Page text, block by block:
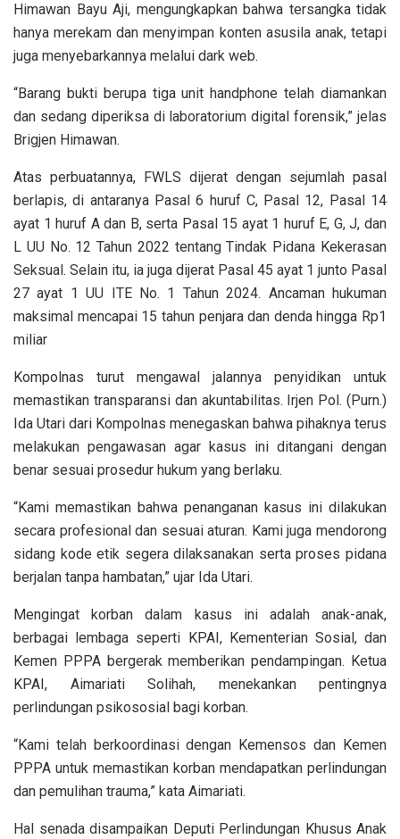
Himawan Bayu Aji, mengungkapkan bahwa tersangka tidak
hanya merekam dan menyimpan konten asusila anak, tetapi
juga menyebarkannya melalui dark web.
“Barang bukti berupa tiga unit handphone telah diamankan
dan sedang diperiksa di laboratorium digital forensik,” jelas
Brigjen Himawan.
Atas perbuatannya, FWLS dijerat dengan sejumlah pasal
berlapis, di antaranya Pasal 6 huruf C, Pasal 12, Pasal 14
ayat 1 huruf A dan B, serta Pasal 15 ayat 1 huruf E, G, J, dan
L UU No. 12 Tahun 2022 tentang Tindak Pidana Kekerasan
Seksual. Selain itu, ia juga dijerat Pasal 45 ayat 1 junto Pasal
27 ayat 1 UU ITE No. 1 Tahun 2024. Ancaman hukuman
maksimal mencapai 15 tahun penjara dan denda hingga Rp1
miliar
Kompolnas turut mengawal jalannya penyidikan untuk
memastikan transparansi dan akuntabilitas. Irjen Pol. (Purn.)
Ida Utari dari Kompolnas menegaskan bahwa pihaknya terus
melakukan pengawasan agar kasus ini ditangani dengan
benar sesuai prosedur hukum yang berlaku.
“Kami memastikan bahwa penanganan kasus ini dilakukan
secara profesional dan sesuai aturan. Kami juga mendorong
sidang kode etik segera dilaksanakan serta proses pidana
berjalan tanpa hambatan,” ujar Ida Utari.
Mengingat korban dalam kasus ini adalah anak-anak,
berbagai lembaga seperti KPAI, Kementerian Sosial, dan
Kemen PPPA bergerak memberikan pendampingan. Ketua
KPAI, Aimariati Solihah, menekankan pentingnya
perlindungan psikososial bagi korban.
“Kami telah berkoordinasi dengan Kemensos dan Kemen
PPPA untuk memastikan korban mendapatkan perlindungan
dan pemulihan trauma,” kata Aimariati.
Hal senada disampaikan Deputi Perlindungan Khusus Anak